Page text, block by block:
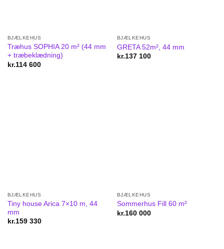
BJÆLKEHUS
Træhus SOPHIA 20 m² (44 mm
+ træbeklædning)
kr.114 600
BJÆLKEHUS
GRETA 52m², 44 mm
kr.137 100
BJÆLKEHUS
Tiny house Arica 7×10 m, 44
mm
kr.159 330
BJÆLKEHUS
Sommerhus Fill 60 m²
kr.160 000